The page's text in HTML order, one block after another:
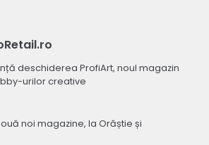
deschiderea ProfiArt, noul magazin
urilor creative
noi magazine, la Orăștie și